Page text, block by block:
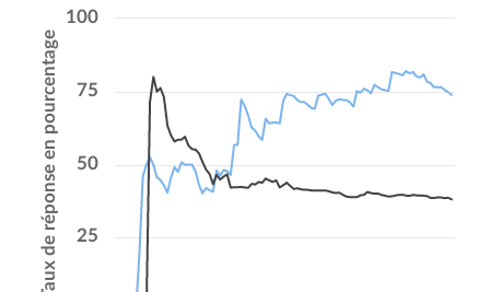
Taux de réponse en pourcentage
100
25
50
75